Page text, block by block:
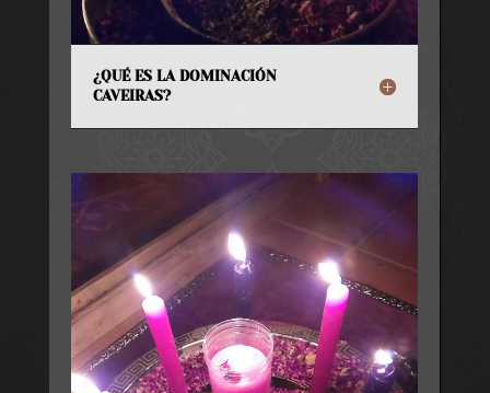
¿QUÉ ES LA DOMINACIÓN
CAVEIRAS?